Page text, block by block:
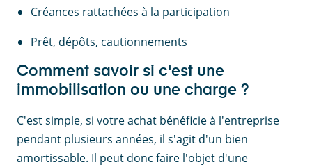
Créances rattachées à la participation
Prêt, dépôts, cautionnements
Comment savoir si c'est une
immobilisation ou une charge ?
C'est simple, si votre achat bénéficie à l'entreprise
pendant plusieurs années, il s'agit d'un bien
amortissable. Il peut donc faire l'objet d'une